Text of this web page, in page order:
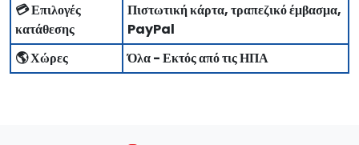
💳 Επιλογές
κατάθεσης
Πιστωτική κάρτα, τραπεζικό έμβασμα,
PayPal
🌎 Χώρες
Όλα - Εκτός από τις ΗΠΑ